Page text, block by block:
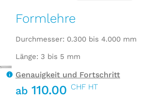
Formlehre
Durchmesser: 0.300 bis 4.000 mm
Länge: 3 bis 5 mm
Genauigkeit und Fortschritt
ab 110.00 CHF HT